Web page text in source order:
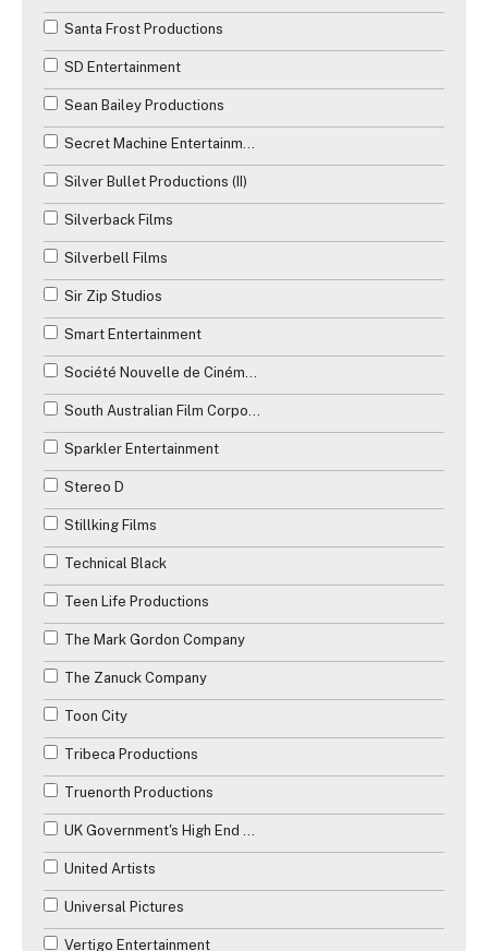
Santa Frost Productions
SD Entertainment
Sean Bailey Productions
Secret Machine Entertainment
Silver Bullet Productions (II)
Silverback Films
Silverbell Films
Sir Zip Studios
Smart Entertainment
Société Nouvelle de Cinématographie (SNC)
South Australian Film Corporation
Sparkler Entertainment
Stereo D
Stillking Films
Technical Black
Teen Life Productions
The Mark Gordon Company
The Zanuck Company
Toon City
Tribeca Productions
Truenorth Productions
UK Government's High End Television Tax Relief
United Artists
Universal Pictures
Vertigo Entertainment